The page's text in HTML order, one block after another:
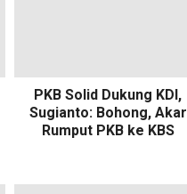
PKB Solid Dukung KDI,
Sugianto: Bohong, Akar
Rumput PKB ke KBS